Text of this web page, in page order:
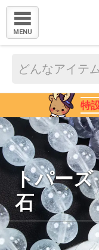
MENU
特
トパーズ
石